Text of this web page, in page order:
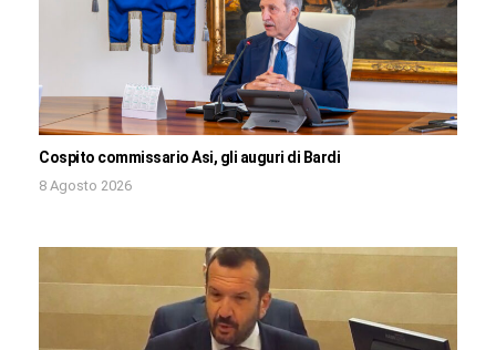
Cospito commissario Asi, gli auguri di Bardi
8 Agosto 2026